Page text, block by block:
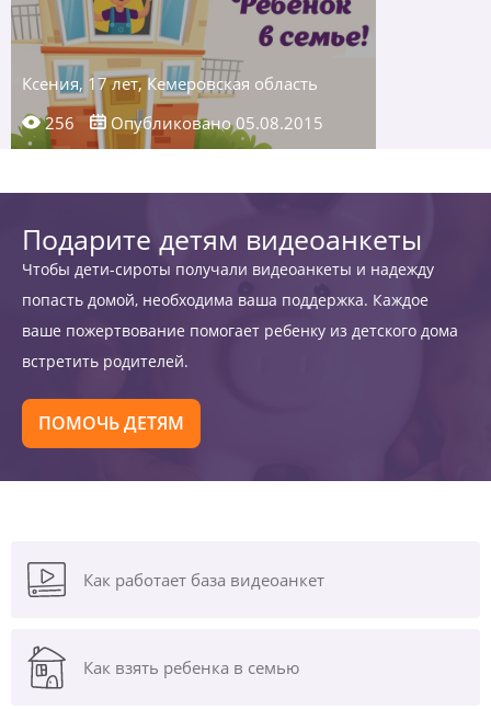
Ксения, 17 лет, Кемеровская область
256
Опубликовано 05.08.2015
Подарите детям видеоанкеты
Чтобы дети-сироты получали видеоанкеты и надежду
попасть домой, необходима ваша поддержка. Каждое
ваше пожертвование помогает ребенку из детского дома
встретить родителей.
ПОМОЧЬ ДЕТЯМ
Как работает база видеоанкет
Как взять ребенка в семью